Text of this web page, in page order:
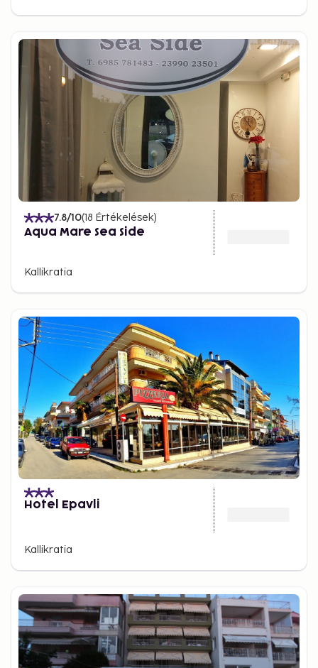
7.8/10(18 Értékelések)
Aqua Mare Sea Side
Kallikratia
Hotel Epavli
Kallikratia